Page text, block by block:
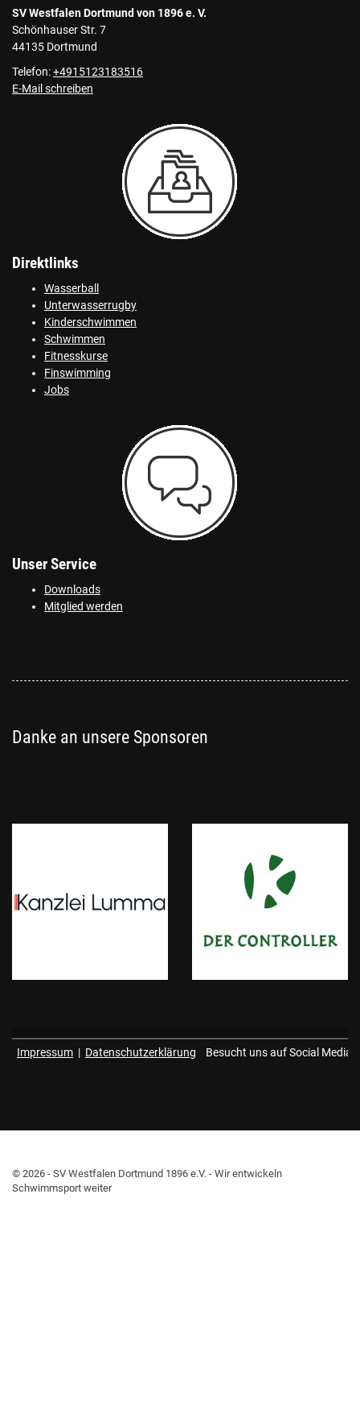
SV Westfalen Dortmund von 1896 e. V.
Schönhauser Str. 7
44135 Dortmund
Telefon:+4915123183516
E-Mail schreiben
Direktlinks
Wasserball
Unterwasserrugby
Kinderschwimmen
Schwimmen
Fitnesskurse
Finswimming
Jobs
Unser Service
Downloads
Mitglied werden
Danke an unsere Sponsoren
Impressum | Datenschutzerklärung Besucht uns auf Social Media
© 2026 - SV Westfalen Dortmund 1896 e.V. - Wir entwickeln
Schwimmsport weiter